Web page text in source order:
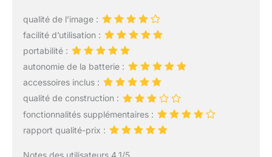
qualité de l’image :
facilité d’utilisation :
portabilité :
autonomie de la batterie :
accessoires inclus :
qualité de construction :
fonctionnalités supplémentaires :
rapport qualité-prix :
Notes des utilisateurs 4.1/5